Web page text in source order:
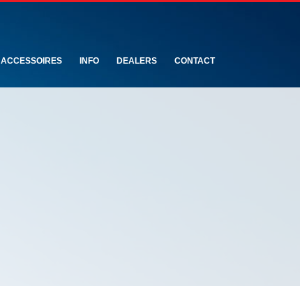
ACCESSOIRES INFO DEALERS CONTACT